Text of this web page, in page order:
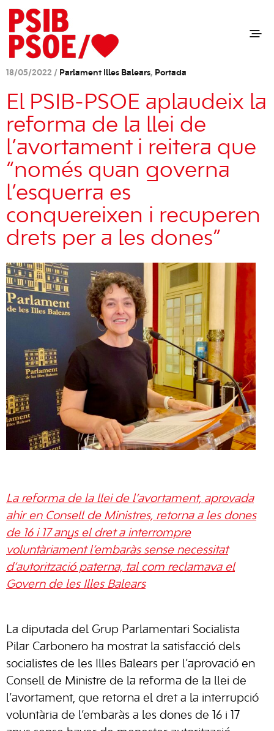
18/05/2022 / Parlament Illes Balears, Portada
El PSIB-PSOE aplaudeix la
reforma de la llei de
l’avortament i reitera que
“només quan governa
l’esquerra es
conquereixen i recuperen
drets per a les dones”
La reforma de la llei de l’avortament, aprovada
ahir en Consell de Ministres, retorna a les dones
de 16 i 17 anys el dret a interrompre
voluntàriament l’embaràs sense necessitat
d’autorització paterna, tal com reclamava el
Govern de les Illes Balears
La diputada del Grup Parlamentari Socialista
Pilar Carbonero ha mostrat la satisfacció dels
socialistes de les Illes Balears per l’aprovació en
Consell de Ministre de la reforma de la llei de
l’avortament, que retorna el dret a la interrupció
voluntària de l’embaràs a les dones de 16 i 17